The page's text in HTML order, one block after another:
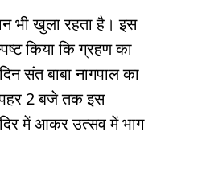
भी खुला रहता है। इस
किया कि ग्रहण का
संत बाबा नागपाल का
2 बजे तक इस
में आकर उत्सव में भाग